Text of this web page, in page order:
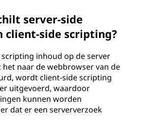
server-side
client-side scripting?
inhoud op de server
naar de webbrowser van de
wordt client-side scripting
uitgevoerd, waardoor
kunnen worden
dat er een serververzoek